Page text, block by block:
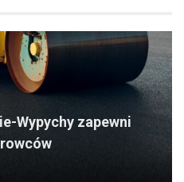
Wypychy zapewni